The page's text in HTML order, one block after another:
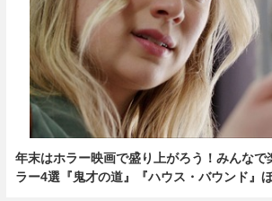
年末はホラー映画で盛り上がろう！みんなで
ラー4選『鬼才の道』『ハウス・バウンド』